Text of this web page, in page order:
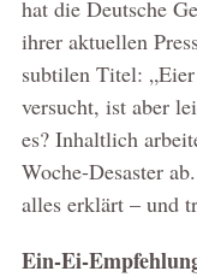
hat die Deutsche
ihrer aktuellen
subtilen Titel:
versucht, ist aber
es? Inhaltlich
Woche-Desaster
alles erklärt – und
Ein-Ei-